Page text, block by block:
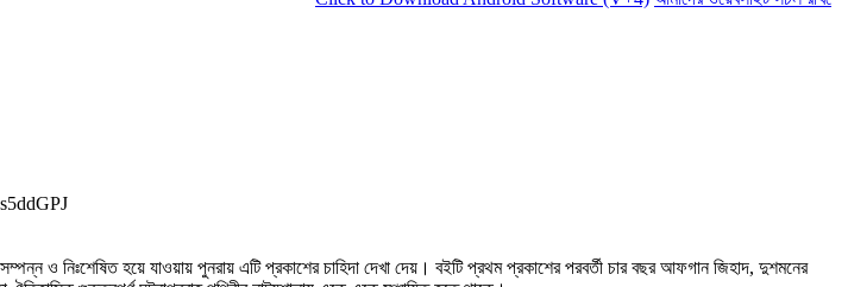
নিঃশেষিত হয়ে যাওয়ায় পুনরায় এটি প্রকাশের চাহিদা দেখা দেয়। বইটি প্রথম প্রকাশের পরবর্তী চার বছর আফগান জিহাদ, দুশমনের